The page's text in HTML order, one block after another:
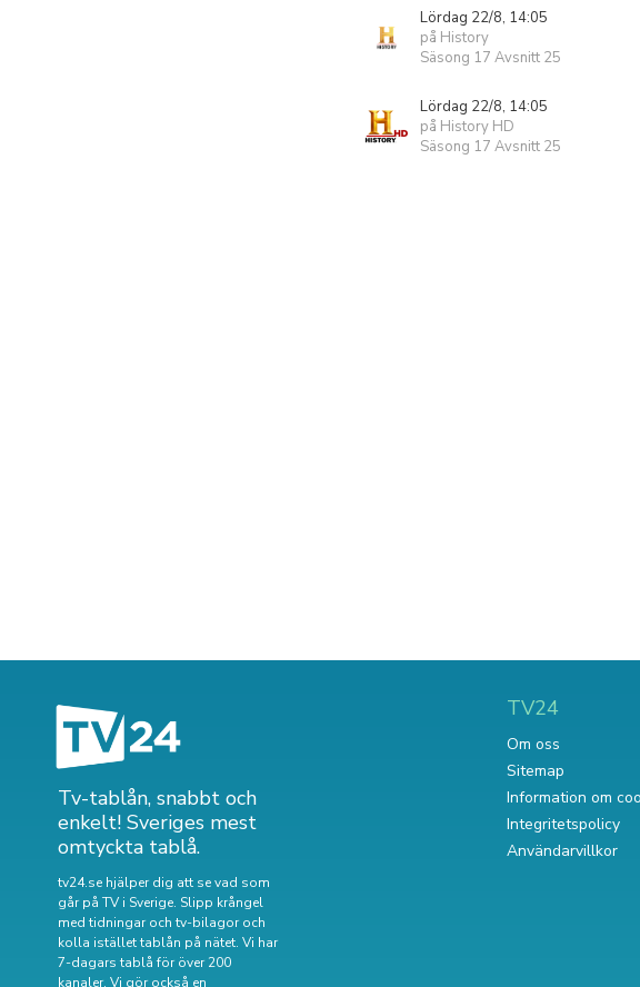
Lördag 22/8, 14:05
på History
Säsong 17 Avsnitt 25
Lördag 22/8, 14:05
på History HD
Säsong 17 Avsnitt 25
Tv-tablån, snabbt och
enkelt! Sveriges mest
omtyckta tablå.
tv24.se hjälper dig att se vad som
går på TV i Sverige. Slipp krångel
med tidningar och tv-bilagor och
kolla istället tablån på nätet. Vi har
7-dagars tablå för över 200
kanaler. Vi gör också en
TV24
Om oss
Sitemap
Information om
Integritetspolicy
Användarvillkor